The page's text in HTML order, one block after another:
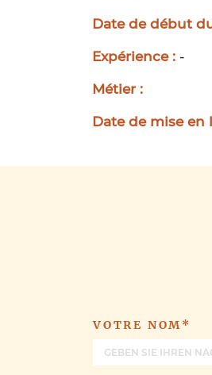
Date de début
Expérience : -
Métier :
Date de mise en
VOTRE NOM*